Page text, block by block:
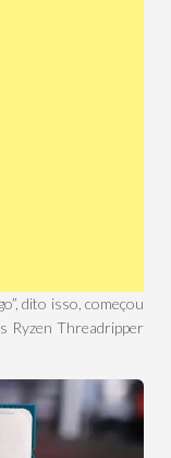
dito isso, começou
Ryzen Threadripper